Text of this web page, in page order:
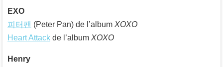
EXO
피터팬 (Peter Pan) de l’album XOXO
Heart Attack de l’album XOXO
Henry